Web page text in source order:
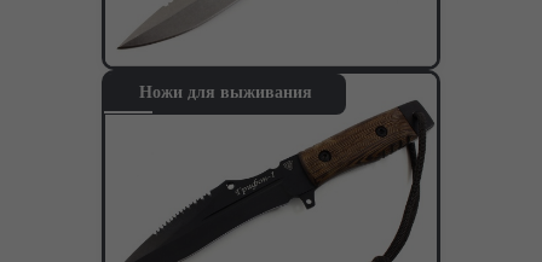
Каталог
Тактические ножи
Туристические и охотничьи ножи
Ножи для выживания